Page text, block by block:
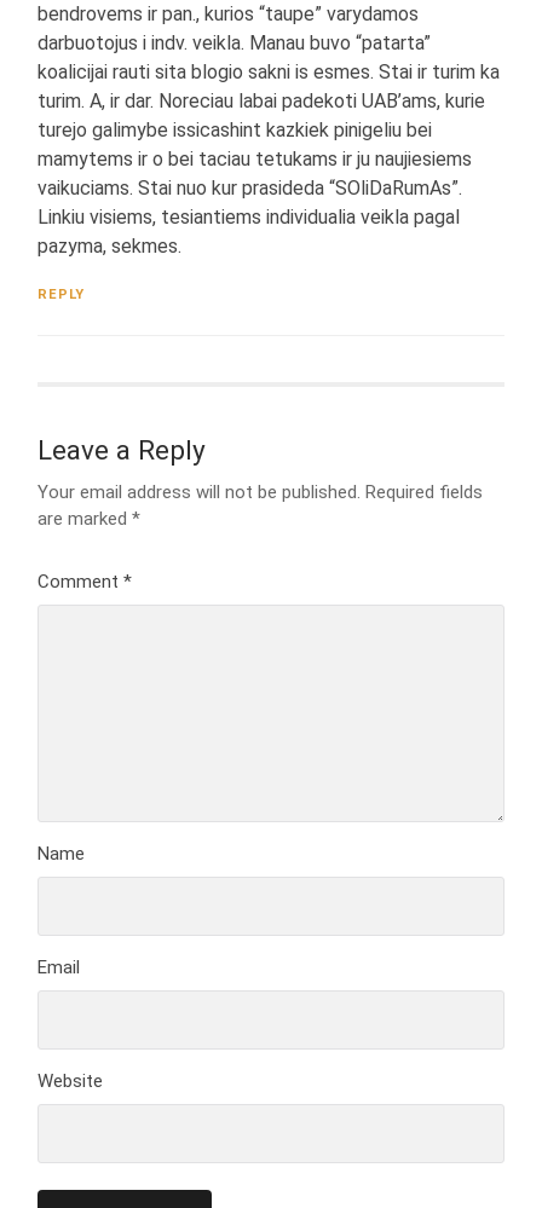
bendrovems ir pan., kurios “taupe” varydamos
darbuotojus i indv. veikla. Manau buvo “patarta”
koalicijai rauti sita blogio sakni is esmes. Stai ir turim ka
turim. A, ir dar. Noreciau labai padekoti UAB’ams, kurie
turejo galimybe issicashint kazkiek pinigeliu bei
mamytems ir o bei taciau tetukams ir ju naujiesiems
vaikuciams. Stai nuo kur prasideda “SOliDaRumAs”.
Linkiu visiems, tesiantiems individualia veikla pagal
pazyma, sekmes.
REPLY
Leave a Reply
Your email address will not be published. Required fields
are marked*
Comment*
Name
Email
Website